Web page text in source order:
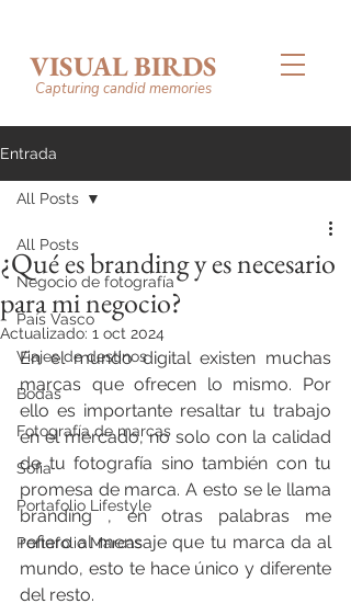
VISUAL BIRDS
Capturing candid memories
Entrada
All Posts
Negocio de fotografía
País Vasco
Viajes de destinos
Bodas
Fotografía de marcas
Sofia
Portafolio Lifestyle
Portafolio Marcas
All Posts
¿Qué es branding y es necesario
para mi negocio?
Actualizado: 1 oct 2024
En el mundo digital existen muchas
marcas que ofrecen lo mismo. Por
ello es importante resaltar tu trabajo
en el mercado, no solo con la calidad
de tu fotografía sino también con tu
promesa de marca. A esto se le llama
branding , en otras palabras me
refiero al mensaje que tu marca da al
mundo, esto te hace único y diferente
del resto.